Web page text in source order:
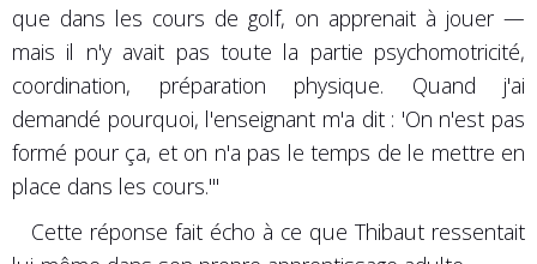
que dans les cours de golf, on apprenait à jouer —
mais il n'y avait pas toute la partie psychomotricité,
coordination, préparation physique. Quand j'ai
demandé pourquoi, l'enseignant m'a dit : 'On n'est pas
formé pour ça, et on n'a pas le temps de le mettre en
place dans les cours.'"
Cette réponse fait écho à ce que Thibaut ressentait